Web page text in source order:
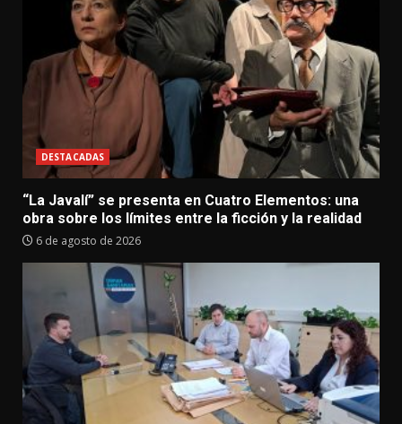
DESTACADAS
“La Javalí” se presenta en Cuatro Elementos: una
obra sobre los límites entre la ficción y la realidad
6 de agosto de 2026